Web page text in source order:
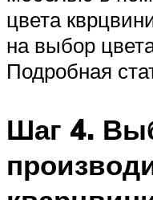
цвета
на выбор
Подробная
Шаг 4.